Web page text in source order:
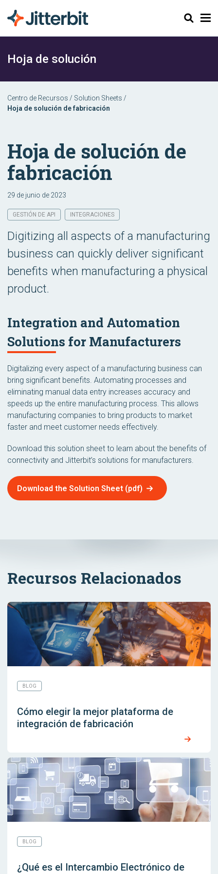
Buscar
Hoja de solución
Centro de Recursos / Solution Sheets /
Hoja de solución de fabricación
Hoja de solución de
fabricación
29 de junio de 2023
GESTIÓN DE API INTEGRACIONES
Digitizing all aspects of a manufacturing
business can quickly deliver significant
benefits when manufacturing a physical
product.
Integration and Automation
Solutions for Manufacturers
Digitalizing every aspect of a manufacturing business can
bring significant benefits. Automating processes and
eliminating manual data entry increases accuracy and
speeds up the entire manufacturing process. This allows
manufacturing companies to bring products to market
faster and meet customer needs effectively.
Download this solution sheet to learn about the benefits of
connectivity and Jitterbit’s solutions for manufacturers.
Download the Solution Sheet (pdf)
Recursos Relacionados
BLOG
Cómo elegir la mejor plataforma de
integración de fabricación
BLOG
¿Qué es el Intercambio Electrónico de